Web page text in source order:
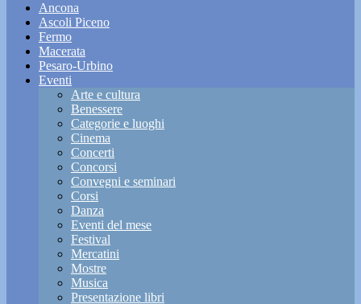
Ancona
Ascoli Piceno
Fermo
Macerata
Pesaro-Urbino
Eventi
Arte e cultura
Benessere
Categorie e luoghi
Cinema
Concerti
Concorsi
Convegni e seminari
Corsi
Danza
Eventi del mese
Festival
Mercatini
Mostre
Musica
Presentazione libri